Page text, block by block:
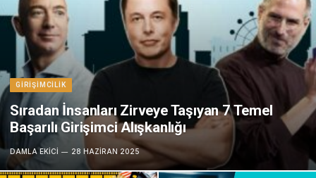
GIRIŞIMCILIK
Sıradan İnsanları Zirveye Taşıyan 7 Temel
Başarılı Girişimci Alışkanlığı
DAMLA EKICI 28 HAZIRAN 2025